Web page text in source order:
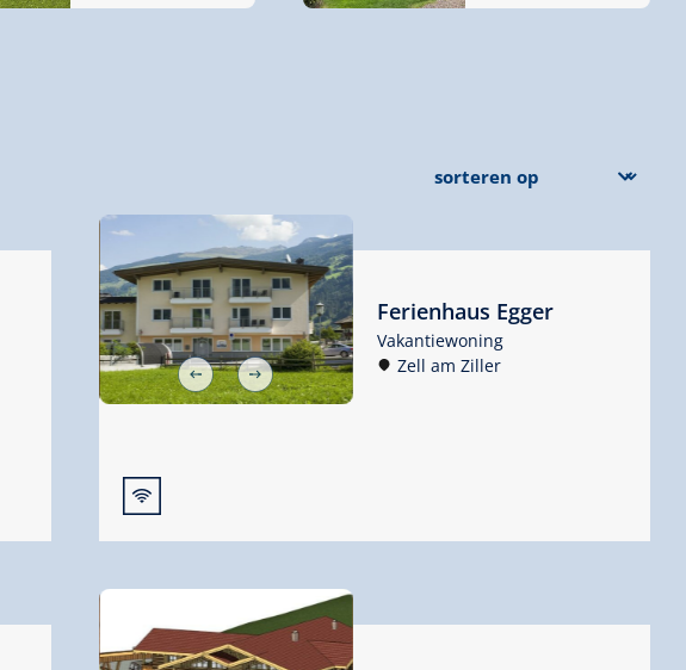
Ferienhaus Egger
Vakantiewoning
Zell am Ziller
🜉